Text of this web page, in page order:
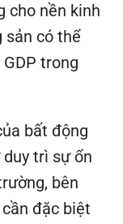
cho nền kinh
sản có thể
trong
bất động
trì sự ổn
bên
đặc biệt